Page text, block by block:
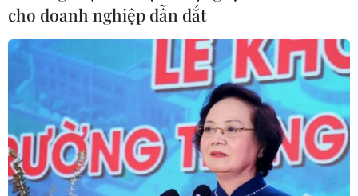
Anh công bố kết quả điều tra ban
đầu vụ đâm dao ở trung tâm London
06/08/2026 06:00
Ba Lan thảo luận việc thành lập căn
cứ quân sự thường trực với Mỹ
06/08/2026 00:06
cho doanh nghiệp dẫn dắt